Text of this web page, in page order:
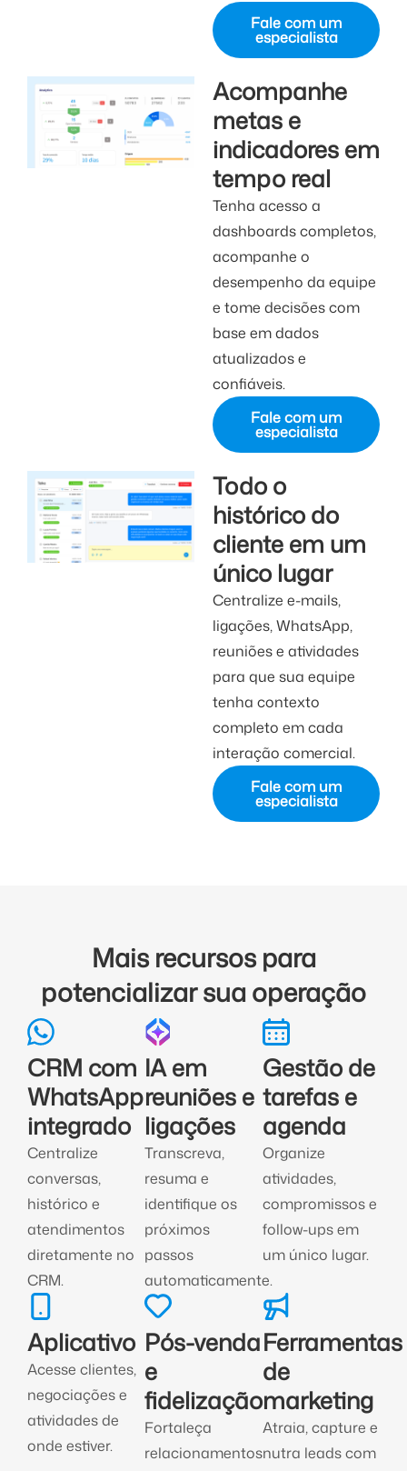
Fale com um
especialista
Acompanhe
metas e
indicadores em
tempo real
Tenha acesso a
dashboards completos,
acompanhe o
desempenho da equipe
e tome decisões com
base em dados
atualizados e
confiáveis.
Fale com um
especialista
Todo o
histórico do
cliente em um
único lugar
Centralize e-mails,
ligações, WhatsApp,
reuniões e atividades
para que sua equipe
tenha contexto
completo em cada
interação comercial.
Fale com um
especialista
Mais recursos para
potencializar sua operação
CRM com
WhatsApp
integrado
Centralize
conversas,
histórico e
atendimentos
diretamente no
CRM.
IA em
reuniões e
ligações
Transcreva,
resuma e
identifique os
próximos
passos
automaticamente.
Gestão de
tarefas e
agenda
Organize
atividades,
compromissos e
follow-ups em
um único lugar.
Aplicativo
Acesse clientes,
negociações e
atividades de
onde estiver.
Pós-venda
e
fidelização
Fortaleça
relacionamentos
Ferramentas
de
marketing
Atraia, capture e
nutra leads com